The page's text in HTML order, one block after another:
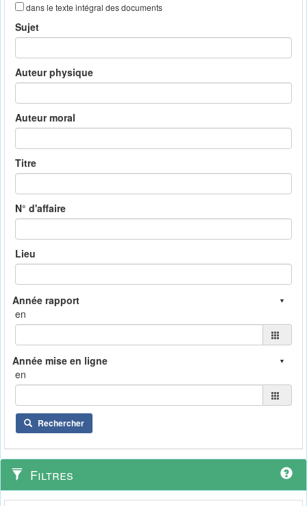
dans le texte intégral des documents
Sujet
Auteur physique
Auteur moral
Titre
N° d'affaire
Lieu
en
en
Rechercher
Filtres